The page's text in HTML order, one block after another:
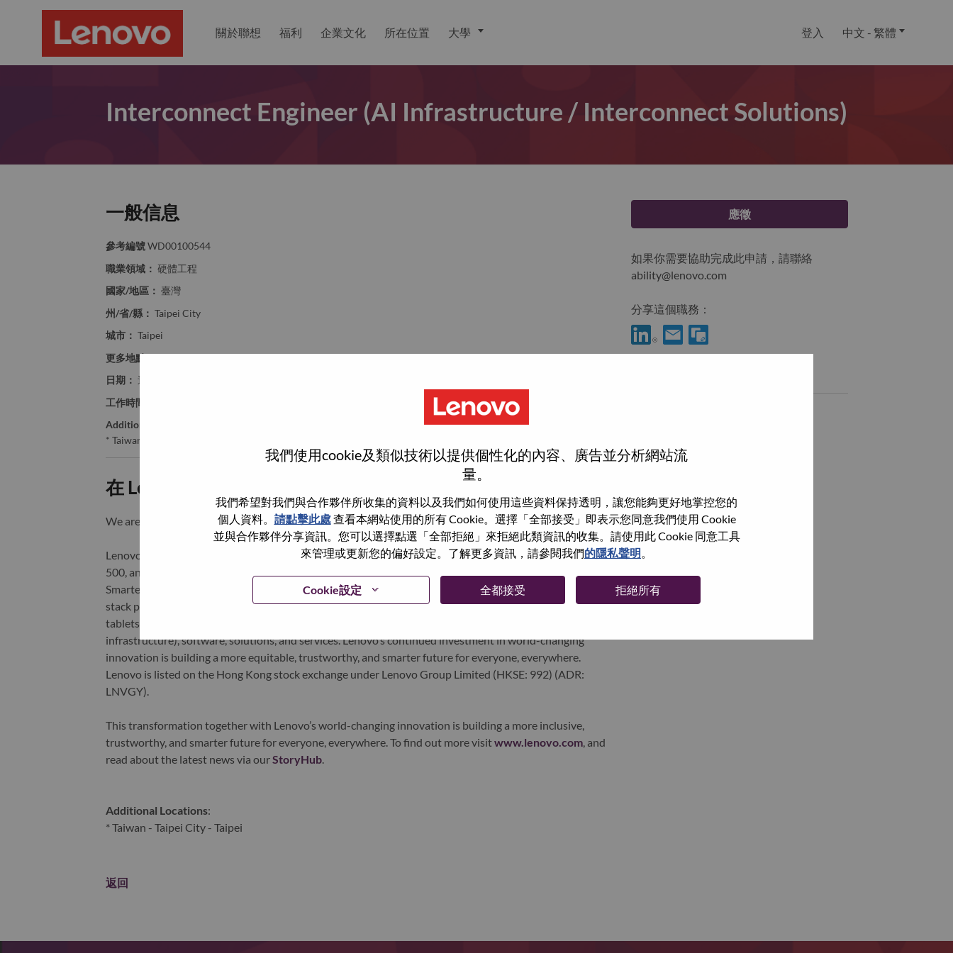
我們使用cookie及類似技術以提供個性化的內容、廣告並分析網站流
量。
我們希望對我們與合作夥伴所收集的資料以及我們如何使用這些資料保持透明，讓您能夠更好地掌控您的
個人資料。 請點擊此處查看本網站使用的所有 Cookie。選擇「全部接受」即表示您同意我們使用 Cookie
並與合作夥伴分享資訊。您可以選擇點選「全部拒絕」來拒絕此類資訊的收集。請使用此 Cookie 同意工具
來管理或更新您的偏好設定。了解更多資訊，請參閱我們的隱私聲明。
Cookie設定 全都接受 拒絕所有
關於聯想 福利 企業文化 所在位置 大學 登入 中文 - 繁體
Interconnect Engineer (AI Infrastructure / Interconnect Solutions)
一般信息
參考編號 WD00100544
職業領域： 硬體工程
國家/地區： 臺灣
州/省/縣： Taipei City
城市： Taipei
更多地點：Taiwan
日期： 週二, 六月 16, 2026
工作時間：
Additional Locations
* Taiwan - Taipei City - Taipei
在 Lenovo 工作的好處
We are Lenovo. We do what we say. We own what we do. We WOW our customers.
Lenovo is a US$83 billion revenue global technology powerhouse, ranked #153 in the Fortune Global
500, and serving millions of customers every day in 180 markets. Focused on a bold vision to deliver
Smarter Technology for All, Lenovo has built on its success as the world’s largest PC company with a full-
stack portfolio of AI-enabled, AI-ready, and AI-optimized devices (PCs, workstations, smartphones,
tablets), infrastructure (server, storage, edge, high performance computing and software defined
infrastructure), software, solutions, and services. Lenovo’s continued investment in world-changing
innovation is building a more equitable, trustworthy, and smarter future for everyone, everywhere.
Lenovo is listed on the Hong Kong stock exchange under Lenovo Group Limited (HKSE: 992) (ADR:
LNVGY).
This transformation together with Lenovo’s world-changing innovation is building a more inclusive,
trustworthy, and smarter future for everyone, everywhere. To find out more visitwww.lenovo.com, and
read about the latest news via our StoryHub.
Additional Locations:
* Taiwan - Taipei City - Taipei
返回
應徵
如果你需要協助完成此申請，請聯絡
ability@lenovo.com
分享這個職務：
使用 LinkedIn 分享 Interconnect Engineer (AI Infrastructure /
透過電子郵件分享 Interconnect Engineer (AI
Quality Engineer
Lead Test Engineer
Taipei, Taipei City, 臺灣,
Crib Manager
瀏覽全部